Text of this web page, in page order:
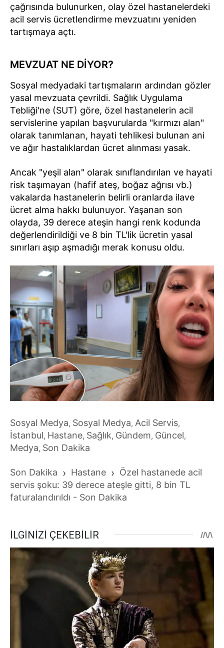
çağrısında bulunurken, olay özel hastanelerdeki
acil servis ücretlendirme mevzuatını yeniden
tartışmaya açtı.
MEVZUAT NE DİYOR?
Sosyal medyadaki tartışmaların ardından gözler
yasal mevzuata çevrildi. Sağlık Uygulama
Tebliği'ne (SUT) göre, özel hastanelerin acil
servislerine yapılan başvurularda "kırmızı alan"
olarak tanımlanan, hayati tehlikesi bulunan ani
ve ağır hastalıklardan ücret alınması yasak.
Ancak "yeşil alan" olarak sınıflandırılan ve hayati
risk taşımayan (hafif ateş, boğaz ağrısı vb.)
vakalarda hastanelerin belirli oranlarda ilave
ücret alma hakkı bulunuyor. Yaşanan son
olayda, 39 derece ateşin hangi renk kodunda
değerlendirildiği ve 8 bin TL'lik ücretin yasal
sınırları aşıp aşmadığı merak konusu oldu.
Sosyal Medya, Sosyal Medya, Acil Servis,
İstanbul, Hastane, Sağlık, Gündem, Güncel,
Medya, Son Dakika
Son Dakika › Hastane › Özel hastanede acil
servis şoku: 39 derece ateşle gitti, 8 bin TL
faturalandırıldı - Son Dakika